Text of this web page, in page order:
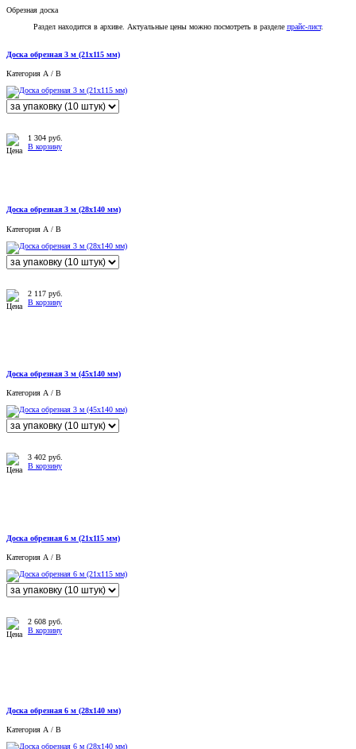
Обрезная доска
Раздел находится в архиве. Актуальные цены можно посмотреть в разделе прайс-лист.
Доска обрезная 3 м (21x115 мм)
Категория А / B
1 304 руб.
В корзину
Доска обрезная 3 м (28x140 мм)
Категория А / B
2 117 руб.
В корзину
Доска обрезная 3 м (45x140 мм)
Категория А / B
3 402 руб.
В корзину
Доска обрезная 6 м (21x115 мм)
Категория А / B
2 608 руб.
В корзину
Доска обрезная 6 м (28x140 мм)
Категория А / B